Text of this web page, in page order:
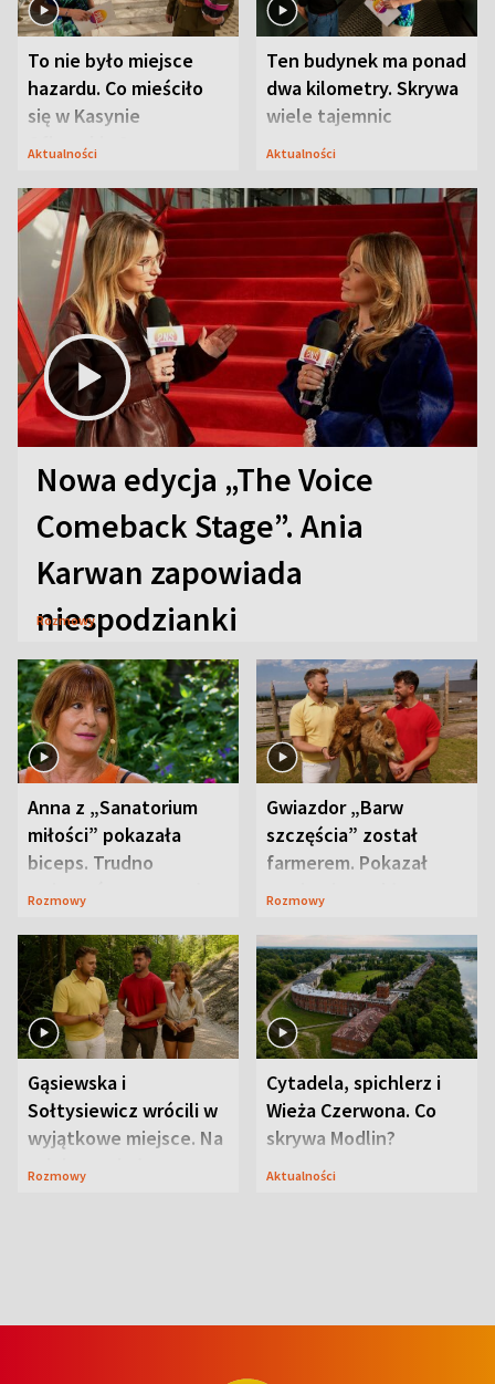
To nie było miejsce
hazardu. Co mieściło
się w Kasynie
Oficerskim?
Aktualności
Ten budynek ma ponad
dwa kilometry. Skrywa
wiele tajemnic
Aktualności
Nowa edycja „The Voice
Comeback Stage”. Ania
Karwan zapowiada
niespodzianki
Rozmowy
Anna z „Sanatorium
miłości” pokazała
biceps. Trudno
uwierzyć, co przeszła
Rozmowy
Gwiazdor „Barw
szczęścia” został
farmerem. Pokazał
swoje niezwykłe
Rozmowy
Gąsiewska i
Sołtysiewicz wrócili w
wyjątkowe miejsce. Na
szlaku czekał
Rozmowy
Cytadela, spichlerz i
Wieża Czerwona. Co
skrywa Modlin?
Aktualności